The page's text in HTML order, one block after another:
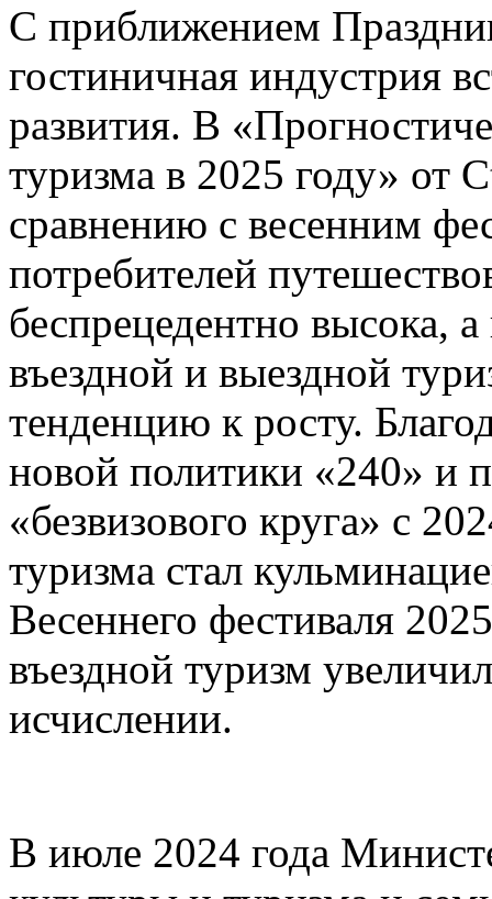
С приближением
гостиничная индустрия
развития. В
туризма в 2025 году» от
сравнению с весенним
потребителей
беспрецедентно высока,
въездной и выездной
тенденцию к росту.
новой политики «240» и
«безвизового круга» с
туризма стал
Весеннего фестиваля
въездной туризм
исчислении.
В июле 2024 года